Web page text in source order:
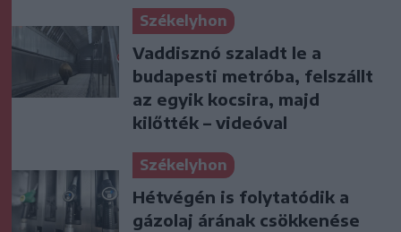
Székelyhon
Vaddisznó szaladt le a
budapesti metróba, felszállt
az egyik kocsira, majd
kilőtték – videóval
Székelyhon
Hétvégén is folytatódik a
gázolaj árának csökkenése